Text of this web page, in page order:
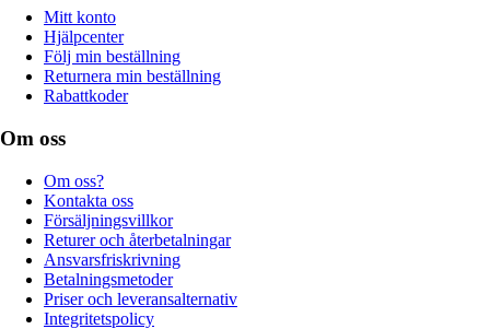
Mitt konto
Hjälpcenter
Följ min beställning
Returnera min beställning
Rabattkoder
Om oss
Om oss?
Kontakta oss
Försäljningsvillkor
Returer och återbetalningar
Ansvarsfriskrivning
Betalningsmetoder
Priser och leveransalternativ
Integritetspolicy